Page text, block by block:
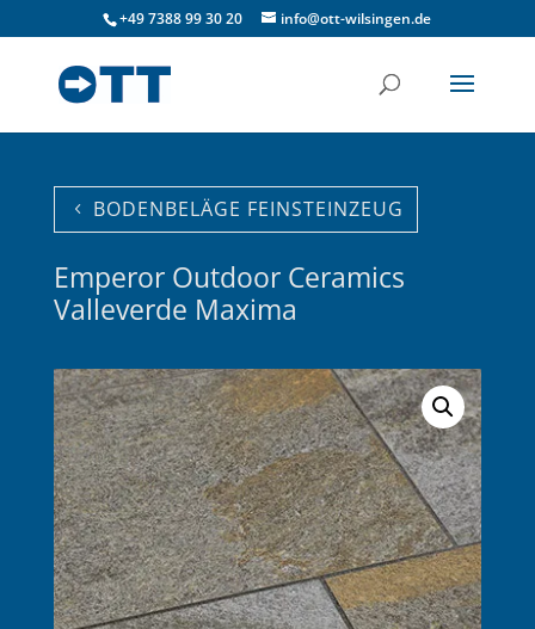
+49 7388 99 30 20 info@ott-wilsingen.de
BODENBELÄGE FEINSTEINZEUG
Emperor Outdoor Ceramics
Valleverde Maxima